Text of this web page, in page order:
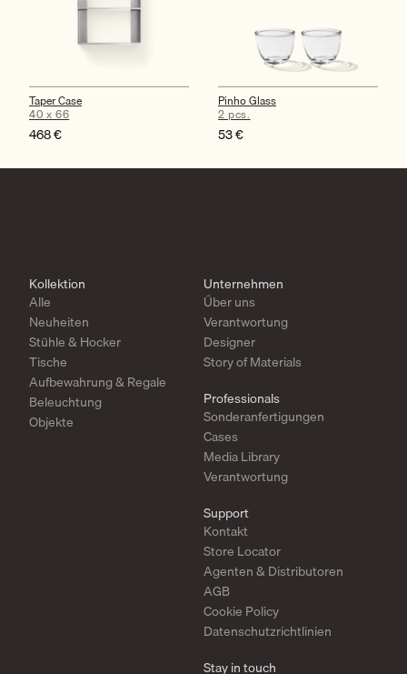
Taper Case
40 x 66
468€
Pinho Glass
2 pcs.
53€
Kollektion
Alle
Neuheiten
Stühle & Hocker
Tische
Aufbewahrung & Regale
Beleuchtung
Objekte
Unternehmen
Über uns
Verantwortung
Designer
Story of Materials
Professionals
Sonderanfertigungen
Cases
Media Library
Verantwortung
Support
Kontakt
Store Locator
Agenten & Distributoren
AGB
Cookie Policy
Datenschutzrichtlinien
Stay in touch